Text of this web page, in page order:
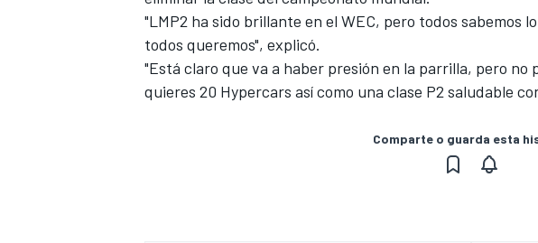
"LMP2 ha sido brillante en el WEC, pero todos sabemos
todos queremos", explicó.
"Está claro que va a haber presión en la parrilla, pero no
quieres 20 Hypercars así como una clase P2 saludable
Comparte o guarda esta